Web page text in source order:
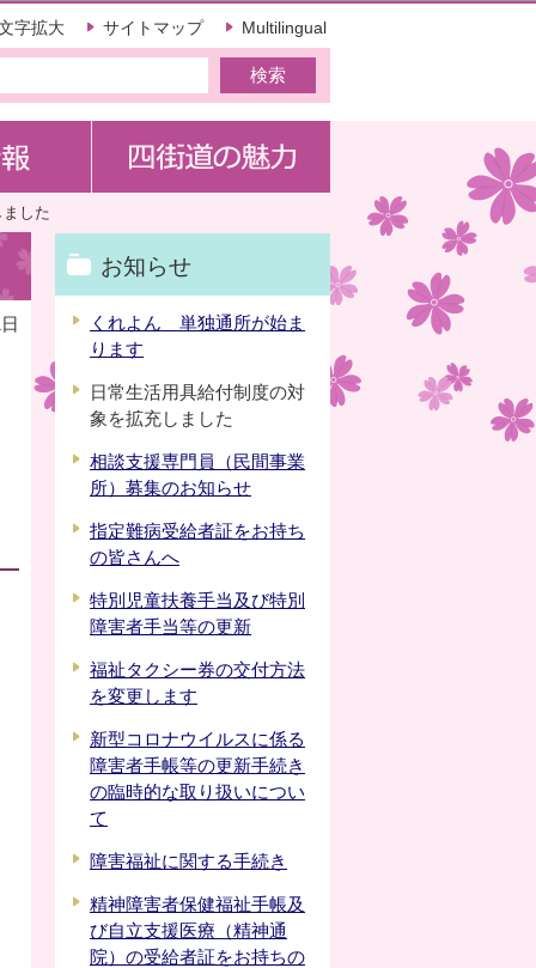
字拡大 サイトマップ Multilingual
した
お知らせ
くれよん 単独通所が始ま
ります
日常生活用具給付制度の対
象を拡充しました
相談支援専門員（民間事業
所）募集のお知らせ
指定難病受給者証をお持ち
の皆さんへ
特別児童扶養手当及び特別
障害者手当等の更新
福祉タクシー券の交付方法
を変更します
新型コロナウイルスに係る
障害者手帳等の更新手続き
の臨時的な取り扱いについ
て
障害福祉に関する手続き
精神障害者保健福祉手帳及
び自立支援医療（精神通
院）の受給者証をお持ちの